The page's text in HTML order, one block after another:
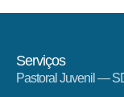
Serviços
Pastoral Juvenil —